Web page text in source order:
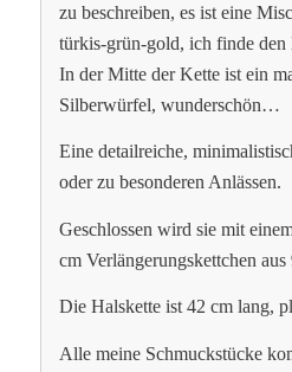
zu beschreiben, es ist eine
türkis-grün-gold, ich finde
In der Mitte der Kette ist ein
Silberwürfel, wunderschön…
Eine detailreiche,
oder zu besonderen Anlässen.
Geschlossen wird sie mit
cm Verlängerungskettchen aus
Die Halskette ist 42 cm lang,
Alle meine Schmuckstücke